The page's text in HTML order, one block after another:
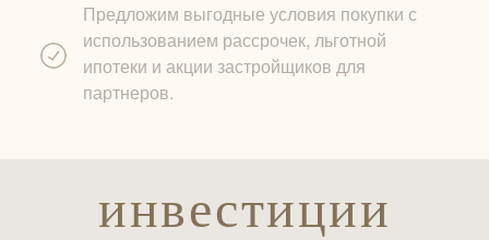
Предложим выгодные условия покупки с
использованием рассрочек, льготной
ипотеки и акции застройщиков для
партнеров.
инвестиции